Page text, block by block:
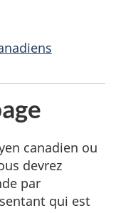
canadien ou
devrez
par
qui est
de bas de page